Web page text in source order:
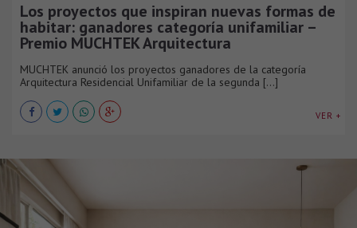
Los proyectos que inspiran nuevas formas de
habitar: ganadores categoría unifamiliar –
Premio MUCHTEK Arquitectura
MUCHTEK anunció los proyectos ganadores de la categoría
Arquitectura Residencial Unifamiliar de la segunda [...]
VER +